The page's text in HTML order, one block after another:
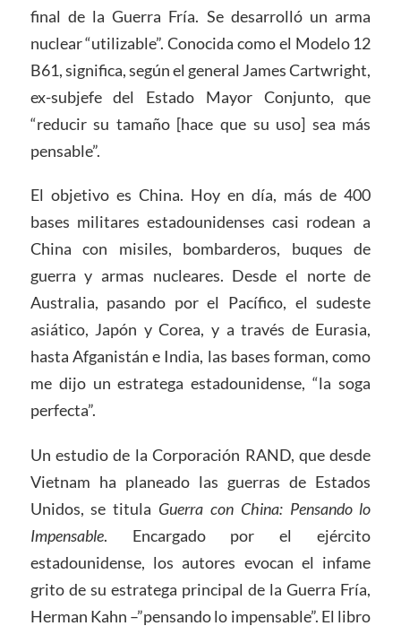
final de la Guerra Fría. Se desarrolló un arma
nuclear “utilizable”. Conocida como el Modelo 12
B61, significa, según el general James Cartwright,
ex-subjefe del Estado Mayor Conjunto, que
“reducir su tamaño [hace que su uso] sea más
pensable”.
El objetivo es China. Hoy en día, más de 400
bases militares estadounidenses casi rodean a
China con misiles, bombarderos, buques de
guerra y armas nucleares. Desde el norte de
Australia, pasando por el Pacífico, el sudeste
asiático, Japón y Corea, y a través de Eurasia,
hasta Afganistán e India, las bases forman, como
me dijo un estratega estadounidense, “la soga
perfecta”.
Un estudio de la Corporación RAND, que desde
Vietnam ha planeado las guerras de Estados
Unidos, se titula Guerra con China: Pensando lo
Impensable. Encargado por el ejército
estadounidense, los autores evocan el infame
grito de su estratega principal de la Guerra Fría,
Herman Kahn –”pensando lo impensable”. El libro